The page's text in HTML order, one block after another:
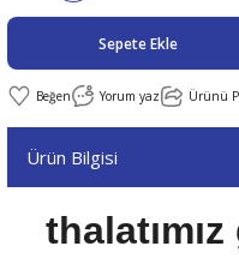
Ekipmanları
Sepete Ekle
Yorum yaz Ürünü
Ürün Bilgisi